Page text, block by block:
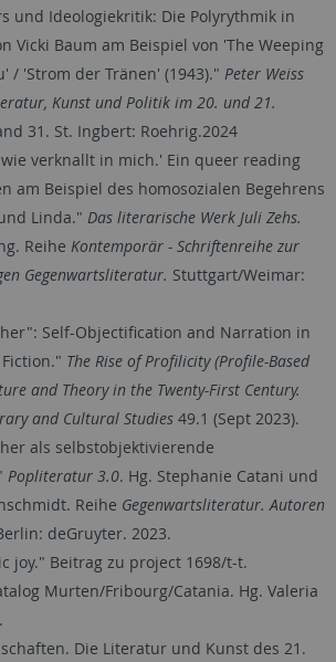
und Ideologiekritik: Die Polyrythmik in
Vicki Baum am Beispiel von 'The Weeping
/ 'Strom der Tränen' (1943)." Peter Weiss
Kunst und Politik im 20. und 21.
31. St. Ingbert: Roehrig.2024
verknallt in mich.' Ein queer reading
am Beispiel des homosozialen Begehrens
Linda." Das literarische Werk Juli Zehs.
Reihe Kontemporär - Schriftenreihe zur
Gegenwartsliteratur. Stuttgart/Weimar:
Self-Objectification and Narration in
The Rise of Profilicity (Profile-Based
and Theory in the Twenty-First Century.
and Cultural Studies49.1 (Sept 2023).
als selbstobjektivierende
Popliteratur 3.0. Hg. Stephanie Catani und
Reihe Gegenwartsliteratur. Autoren
deGruyter. 2023.
joy." Beitrag zu project 1698/t-t.
Murten/Fribourg/Catania. Hg. Valeria
Die Literatur und Kunst des 21.